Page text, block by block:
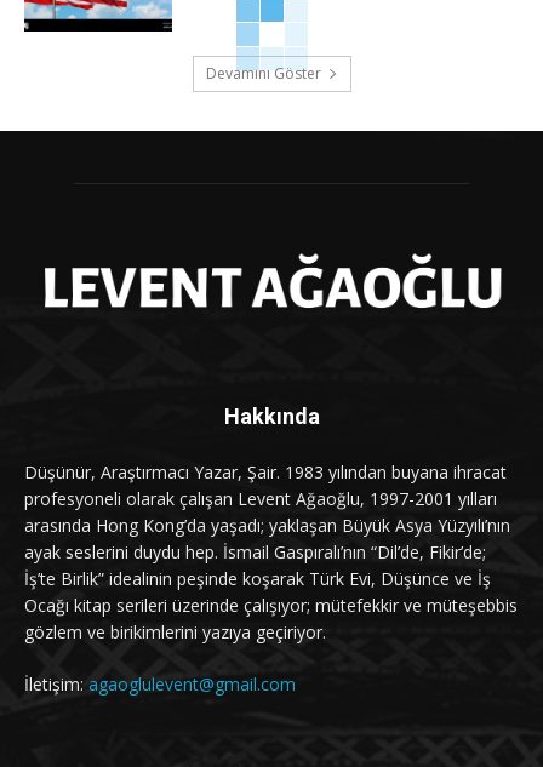
Devamını Göster
Hakkında
Düşünür, Araştırmacı Yazar, Şair. 1983 yılından buyana ihracat
profesyoneli olarak çalışan Levent Ağaoğlu, 1997-2001 yılları
arasında Hong Kong’da yaşadı; yaklaşan Büyük Asya Yüzyılı’nın
ayak seslerini duydu hep. İsmail Gaspıralı’nın “Dil’de, Fikir’de;
İş’te Birlik” idealinin peşinde koşarak Türk Evi, Düşünce ve İş
Ocağı kitap serileri üzerinde çalışıyor; mütefekkir ve müteşebbis
gözlem ve birikimlerini yazıya geçiriyor.
İletişim: agaoglulevent@gmail.com